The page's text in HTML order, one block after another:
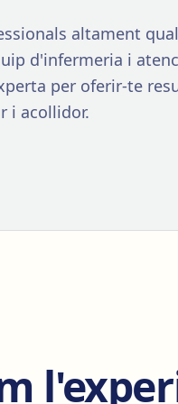
altament
d'infermeria i
per oferir-te
i acollidor.